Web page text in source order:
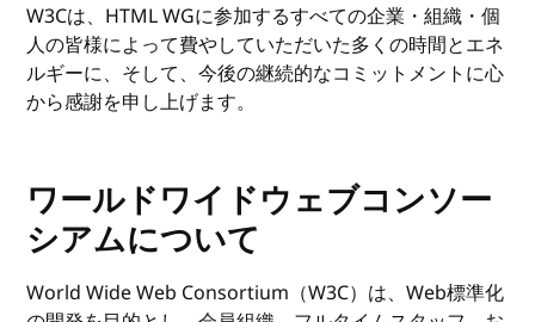
W3Cは、HTML WGに参加するすべての企業・組織・個
人の皆様によって費やしていただいた多くの時間とエネ
ルギーに、そして、今後の継続的なコミットメントに心
から感謝を申し上げます。
ワールドワイドウェブコンソー
シアムについて
World Wide Web Consortium（W3C）は、Web標準化